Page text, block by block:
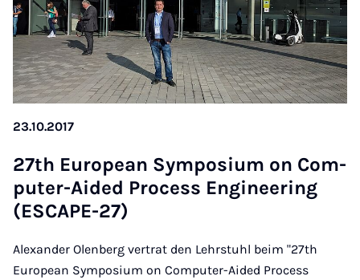
23.10.2017
27th Eu­ro­pean Sym­po­si­um on Com­
pu­ter-Ai­ded Pro­cess En­gi­nee­ring
(ES­CAPE-27)
Alexander Olenberg vertrat den Lehrstuhl beim "27th
European Symposium on Computer-Aided Process